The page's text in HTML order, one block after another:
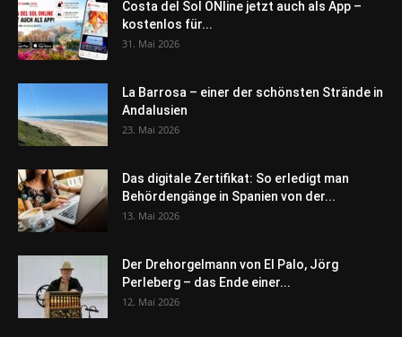
Costa del Sol ONline jetzt auch als App –
kostenlos für...
31. Mai 2026
La Barrosa – einer der schönsten Strände in
Andalusien
23. Mai 2026
Das digitale Zertifikat: So erledigt man
Behördengänge in Spanien von der...
13. Mai 2026
Der Drehorgelmann von El Palo, Jörg
Perleberg – das Ende einer...
12. Mai 2026